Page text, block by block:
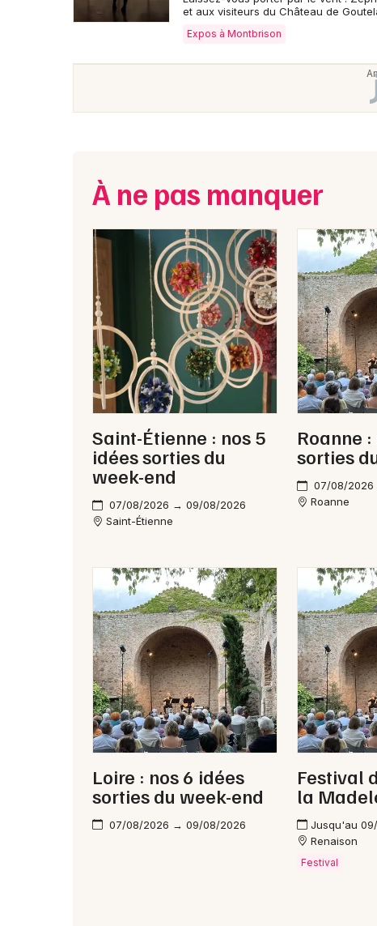
et aux visiteurs du Château de
Expos à Montbrison
À ne pas manquer
Saint-Étienne : nos 5
idées sorties du
week-end
07/08/2026 → 09/08/2026
Saint-Étienne
Roanne
sorties
07/08/
Roanne
Loire : nos 6 idées
sorties du week-end
07/08/2026 → 09/08/2026
Festival
la
Jusqu'au
Renaison
Festival